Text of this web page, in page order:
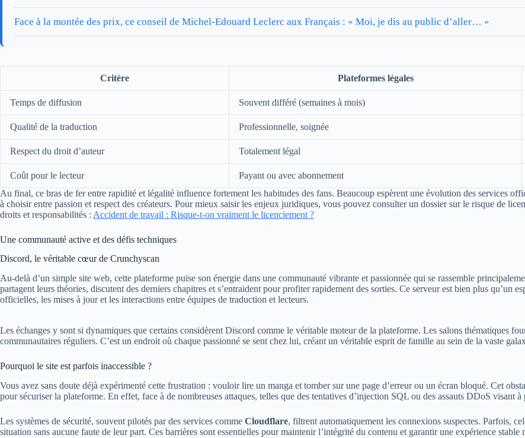
Face à la montée des prix, ce conseil de Michel-Edouard Leclerc aux Français : « Moi, je dis au public d’aller… »
Critère Plateformes légales
Temps de diffusion Souvent différé (semaines à mois)
Qualité de la traduction Professionnelle, soignée
Respect du droit d’auteur Totalement légal
Coût pour le lecteur Payant ou avec abonnement
Au final, ce bras de fer entre rapidité et légalité influence fortement les habitudes des fans. Beaucoup espèrent une évolution des services
à choisir entre passion et respect des créateurs. Pour mieux saisir les enjeux juridiques, vous pouvez consulter un dossier sur le risque de
droits et responsabilités : Accident de travail : Risque-t-on vraiment le licenciement ?
Une communauté active et des défis techniques
Discord, le véritable cœur de Crunchyscan
Au-delà d’un simple site web, cette plateforme puise son énergie dans une communauté vibrante et passionnée qui se rassemble
partagent leurs théories, discutent des derniers chapitres et s’entraident pour profiter rapidement des sorties. Ce serveur est bien plus qu’un
officielles, les mises à jour et les interactions entre équipes de traduction et lecteurs.
Les échanges y sont si dynamiques que certains considèrent Discord comme le véritable moteur de la plateforme. Les salons thématiques
communautaires réguliers. C’est un endroit où chaque passionné se sent chez lui, créant un véritable esprit de famille au sein de la vaste
Pourquoi le site est parfois inaccessible ?
Vous avez sans doute déjà expérimenté cette frustration : vouloir lire un manga et tomber sur une page d’erreur ou un écran bloqué. Cet
pour sécuriser la plateforme. En effet, face à de nombreuses attaques, telles que des tentatives d’injection SQL ou des assauts DDoS visant
Les systèmes de sécurité, souvent pilotés par des services comme Cloudflare, filtrent automatiquement les connexions suspectes. Parfois,
situation sans aucune faute de leur part. Ces barrières sont essentielles pour maintenir l’intégrité du contenu et garantir une expérience